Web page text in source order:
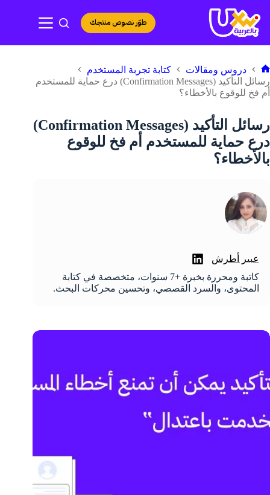
إلى
المحتوى
طوّر نصوص منتجك
الرئيسية
دروس ومقالات
كتابة تجربة المستخدم
رسائل التأكيد (Confirmation Messages) درع حماية للمستخدم
أم فخ للوقوع بالأخطاء؟
رسائل التأكيد (Confirmation Messages)
درع حماية للمستخدم أم فخ للوقوع
بالأخطاء؟
عبير أطرش
كاتبة ومحررة بخبرة +7 سنوات، متخصصة في كتابة
المحتوى، والسرد القصصي، وتحسين محركات البحث.